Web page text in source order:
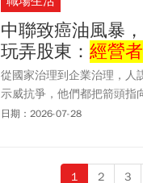
中聯致癌油風暴
玩弄股東： 經營者
從國家治理到企業治理，人
示威抗爭，他們都把箭頭指
甚至下台！
日期：2026-07-28
1 2 3